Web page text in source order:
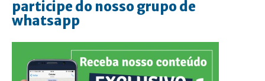
participe do nosso grupo de
whatsapp